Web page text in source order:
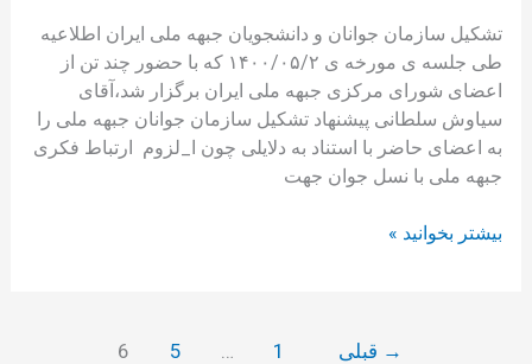
تشکیل سازمان جوانان و دانشجویان جبهه ملی ایران اطلاعیه
طی جلسه ی مورخه ی ۱۴۰۰/۰۵/۲ که با حضور چند تن از
اعضای شورای مرکزی جبهه ملی ایران برگزار شد،آقای
سیاوش سلطانی پیشنهاد تشکیل سازمان جوانان جبهه ملی را
به اعضای حاضر با استناد به دلایلی چون ا_لزوم ارتباط فکری
جبهه ملی با نسل جوان جهت
بیشتر بخوانید »
→ قبلی 1
5
6